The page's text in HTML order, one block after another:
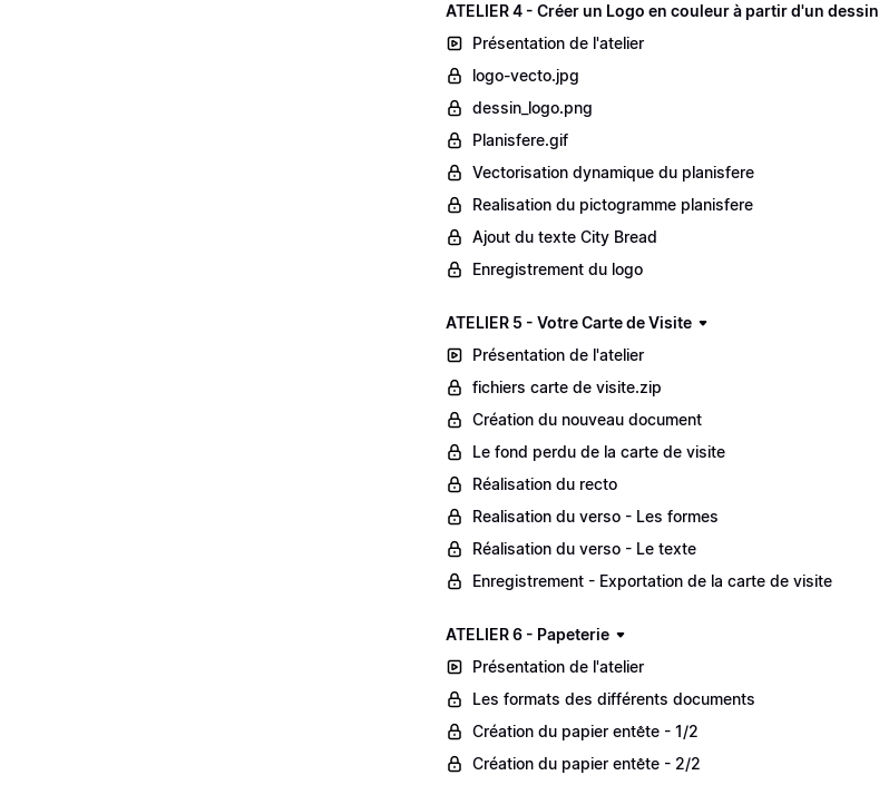
ATELIER 4 - Créer un Logo en couleur à partir d'un dessin
Présentation de l'atelier
logo-vecto.jpg
dessin_logo.png
Planisfere.gif
Vectorisation dynamique du planisfere
Realisation du pictogramme planisfere
Ajout du texte City Bread
Enregistrement du logo
ATELIER 5 - Votre Carte de Visite
Présentation de l'atelier
fichiers carte de visite.zip
Création du nouveau document
Le fond perdu de la carte de visite
Réalisation du recto
Realisation du verso - Les formes
Réalisation du verso - Le texte
Enregistrement - Exportation de la carte de visite
ATELIER 6 - Papeterie
Présentation de l'atelier
Les formats des différents documents
Création du papier entête - 1/2
Création du papier entête - 2/2